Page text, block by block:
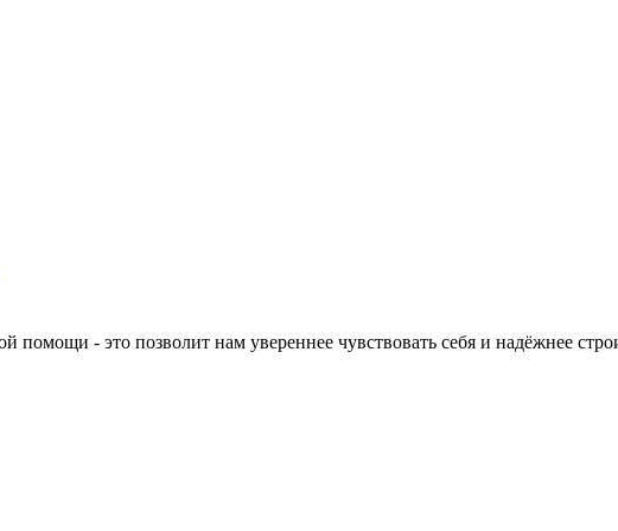
- это позволит нам увереннее чувствовать себя и надёжнее